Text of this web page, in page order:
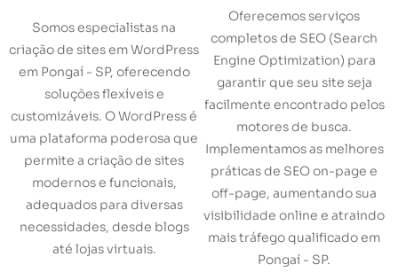
Somos especialistas na
criação de sites em WordPress
em Pongaí - SP, oferecendo
soluções flexíveis e
customizáveis. O WordPress é
uma plataforma poderosa que
permite a criação de sites
modernos e funcionais,
adequados para diversas
necessidades, desde blogs
até lojas virtuais.
Oferecemos serviços
completos de SEO (Search
Engine Optimization) para
garantir que seu site seja
facilmente encontrado pelos
motores de busca.
Implementamos as melhores
práticas de SEO on-page e
off-page, aumentando sua
visibilidade online e atraindo
mais tráfego qualificado em
Pongaí - SP.